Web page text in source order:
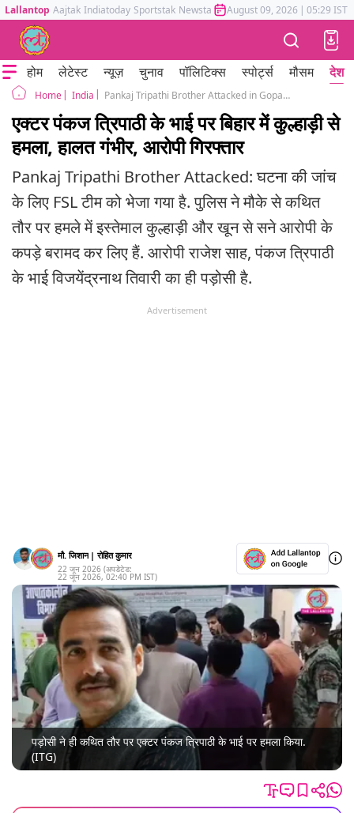
Lallantop Aajtak Indiatoday Sportstak Newstak Mumbai Tak Astrotak
August 09, 2026 | 05:29 IST
होम लेटेस्ट न्यूज़ चुनाव पॉलिटिक्स स्पोर्ट्स मौसम देश
Home India Pankaj Tripathi Brother Attacked in Gopalganj Bihar Police Arrested Accused
एक्टर पंकज त्रिपाठी के भाई पर बिहार में कुल्हाड़ी से
हमला, हालत गंभीर, आरोपी गिरफ्तार
Pankaj Tripathi Brother Attacked: घटना की जांच
के लिए FSL टीम को भेजा गया है. पुलिस ने मौके से कथित
तौर पर हमले में इस्तेमाल कुल्हाड़ी और खून से सने आरोपी के
कपड़े बरामद कर लिए हैं. आरोपी राजेश साह, पंकज त्रिपाठी
के भाई विजयेंद्रनाथ तिवारी का ही पड़ोसी है.
Advertisement
मौ. जिशान | रोहित कुमार
22 जून 2026 (अपडेटेड:
22 जून 2026, 02:40 PM IST)
पड़ोसी ने ही कथित तौर पर एक्टर पंकज त्रिपाठी के भाई पर हमला किया.
(ITG)